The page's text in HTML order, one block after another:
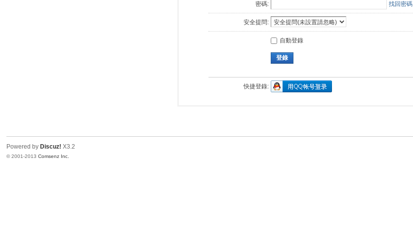
密碼: 找回密碼
安全提問:
自動登錄
登錄
快捷登錄:
Powered by Discuz! X3.2
© 2001-2013Comsenz Inc.